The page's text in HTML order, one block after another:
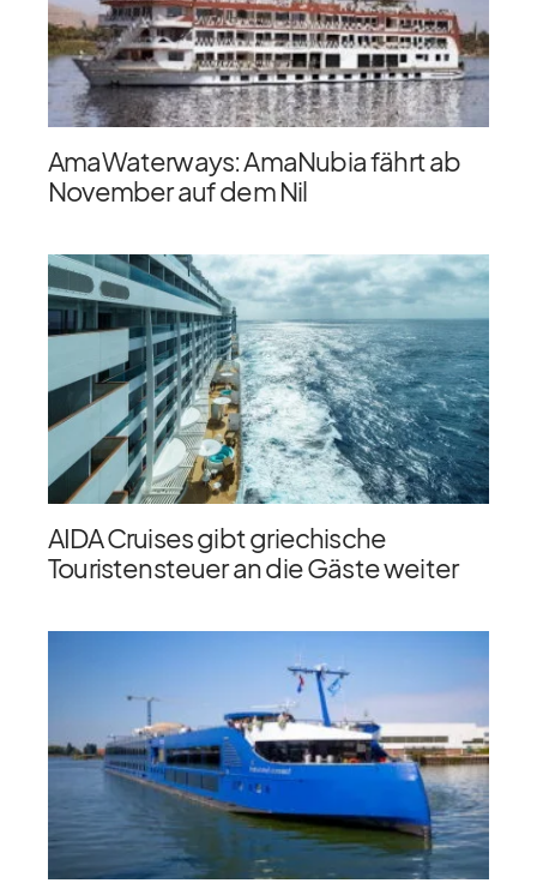
AmaWaterways: AmaNubia fährt ab
November auf dem Nil
AIDA Cruises gibt griechische
Touristensteuer an die Gäste weiter